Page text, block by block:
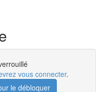
vous connecter.
le débloquer